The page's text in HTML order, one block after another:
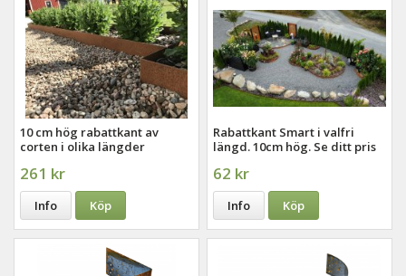
10 cm hög rabattkant av
corten i olika längder
261 kr
Info Köp
Rabattkant Smart i valfri
längd. 10cm hög. Se ditt pris
62 kr
Info Köp